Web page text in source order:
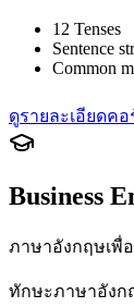
12 Tenses
Sentence
Common
ดูรายละเอียดคอ
Business
ภาษาอังกฤษเพื่
ทักษะภาษาอังก